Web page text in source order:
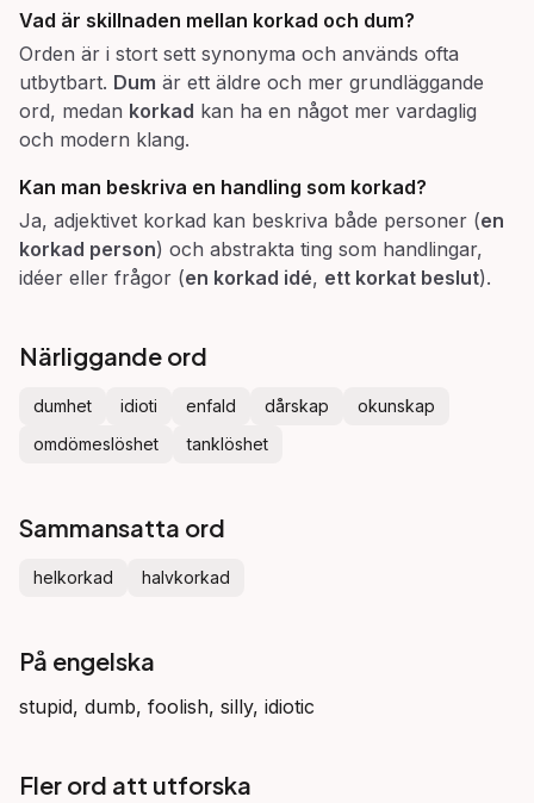
Vad är skillnaden mellan korkad och dum?
Orden är i stort sett synonyma och används ofta
utbytbart. Dum är ett äldre och mer grundläggande
ord, medan korkad kan ha en något mer vardaglig
och modern klang.
Kan man beskriva en handling som korkad?
Ja, adjektivet korkad kan beskriva både personer (en
korkad person) och abstrakta ting som handlingar,
idéer eller frågor (en korkad idé, ett korkat beslut).
Närliggande ord
dumhet idioti enfald dårskap
okunskap
omdömeslöshet
tanklöshet
Sammansatta ord
helkorkad halvkorkad
På engelska
stupid, dumb, foolish, silly, idiotic
Fler ord att utforska